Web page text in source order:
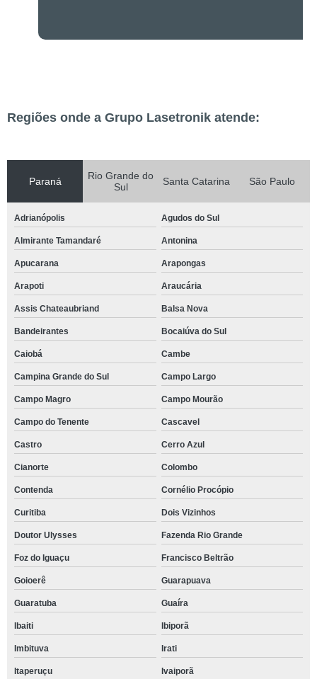
Regiões onde a Grupo Lasetronik atende:
Paraná
Rio Grande do
Sul
Santa Catarina São Paulo
Adrianópolis Agudos do Sul
Almirante Tamandaré Antonina
Apucarana Arapongas
Arapoti Araucária
Assis Chateaubriand Balsa Nova
Bandeirantes Bocaiúva do Sul
Caiobá Cambe
Campina Grande do Sul Campo Largo
Campo Magro Campo Mourão
Campo do Tenente Cascavel
Castro Cerro Azul
Cianorte Colombo
Contenda Cornélio Procópio
Curitiba Dois Vizinhos
Doutor Ulysses Fazenda Rio Grande
Foz do Iguaçu Francisco Beltrão
Goioerê Guarapuava
Guaratuba Guaíra
Ibaiti Ibiporã
Imbituva Irati
Itaperuçu Ivaiporã